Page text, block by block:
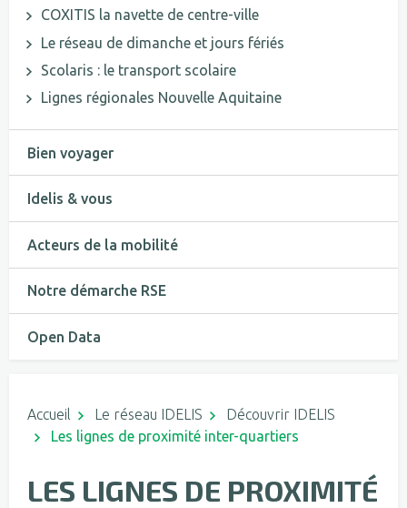
COXITIS la navette de centre-ville
Le réseau de dimanche et jours fériés
Scolaris : le transport scolaire
Lignes régionales Nouvelle Aquitaine
Bien voyager
Idelis & vous
Acteurs de la mobilité
Notre démarche RSE
Open Data
Accueil Le réseau IDELIS
Découvrir IDELIS
Les lignes de proximité inter-quartiers
LES LIGNES DE PROXIMITÉ